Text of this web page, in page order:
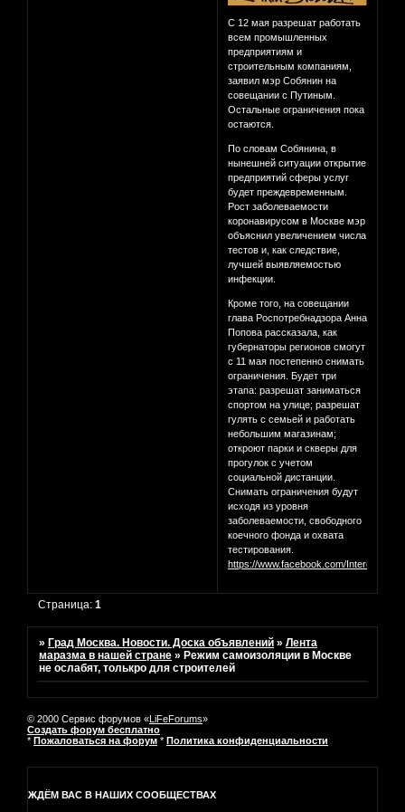
С 12 мая разрешат работать
всем промышленных
предприятиям и
строительным компаниям,
заявил мэр Собянин на
совещании с Путиным.
Остальные ограничения пока
остаются.
По словам Собянина, в
нынешней ситуации открытие
предприятий сферы услуг
будет преждевременным.
Рост заболеваемости
коронавирусом в Москве мэр
объяснил увеличением числа
тестов и, как следствие,
лучшей выявляемостью
инфекции.
Кроме того, на совещании
глава Роспотребнадзора Анна
Попова рассказала, как
губернаторы регионов смогут
с 11 мая постепенно снимать
ограничения. Будет три
этапа: разрешат заниматься
спортом на улице; разрешат
гулять с семьей и работать
небольшим магазинам;
откроют парки и скверы для
прогулок с учетом
социальной дистанции.
Снимать ограничения будут
исходя из уровня
заболеваемости, свободного
коечного фонда и охвата
тестирования.
https://www.facebook.com/
Страница:1
»Град Москва. Новости. Доска объявлений »Лента
маразма в нашей стране »Режим самоизоляции в Москве
не ослабят, толькро для строителей
© 2000 Сервис форумов «LiFeForums»
Создать форум бесплатно
* Пожаловаться на форум * Политика конфиденциальности
ЖДЁМ ВАС В НАШИХ СООБЩЕСТВАХ